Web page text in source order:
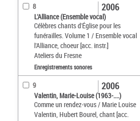
8
L'Alliance (Ensemble vocal)
Célèbres chants d'Église pour les
funérailles. Volume 1 / Ensemble vocal
l'Alliance, choeur [acc. instr.]
Ateliers du Fresne
2006
Enregistrements sonores
9
Valentin, Marie-Louise (1963-....)
Comme un rendez-vous / Marie Louise
Valentin, Hubert Bourel, chant [acc.
2006